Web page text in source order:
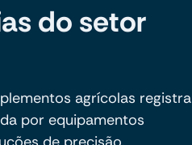
do setor
agrícolas registra
por equipamentos